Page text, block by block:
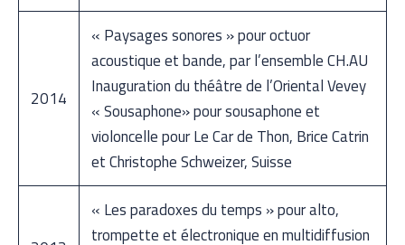
2014
« Paysages sonores » pour octuor
acoustique et bande, par l’ensemble CH.AU
Inauguration du théâtre de l’Oriental Vevey
« Sousaphone» pour sousaphone et
violoncelle pour Le Car de Thon, Brice Catrin
et Christophe Schweizer, Suisse
« Les paradoxes du temps » pour alto,
trompette et électronique en multidiffusion